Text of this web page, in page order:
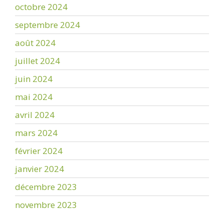
octobre 2024
septembre 2024
août 2024
juillet 2024
juin 2024
mai 2024
avril 2024
mars 2024
février 2024
janvier 2024
décembre 2023
novembre 2023